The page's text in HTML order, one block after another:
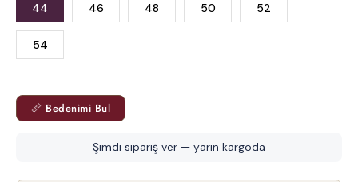
44 46 48 50 52
54
📏 Bedenimi Bul
Şimdi sipariş ver — yarın kargoda